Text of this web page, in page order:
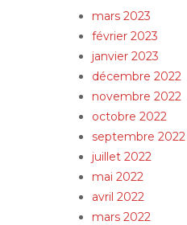
mars 2023
février 2023
janvier 2023
décembre 2022
novembre 2022
octobre 2022
septembre 2022
juillet 2022
mai 2022
avril 2022
mars 2022